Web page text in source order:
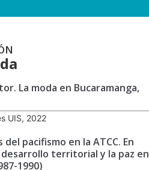
La moda en Bucaramanga,
UIS, 2022
del pacifismo en la ATCC. En
territorial y la paz en
1990)